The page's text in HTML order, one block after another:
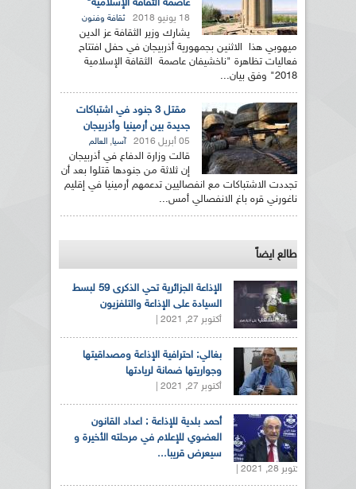
عاصمة الثقافة الإسلامية"
18 يونيو 2018 ثقافة وفنون
يشارك وزير الثقافة عز الدين
ميهوبي هذا الاثنين بجمهورية أذربيجان في حفل افتتاح
فعاليات تظاهرة "ناخشيفان عاصمة الثقافة الإسلامية
2018" وفق بيان...
مقتل 3 جنود في اشتباكات
جديدة بين أرمينيا وأذربيجان
05 أبريل 2016 آسيا, العالم
قالت وزارة الدفاع في أذربيجان
إن ثلاثة من جنودها قتلوا بعد أن
تجددت الاشتباكات مع انفصاليين تدعمهم أرمينيا في إقليم
ناغورني قره باغ الانفصالي أمس...
طالع ايضاً
الإذاعة الجزائرية تحي الذكرى 59 لبسط
السيادة على الإذاعة والتلفزيون
أكتوبر 27, 2021 |
بغالي: احترافية الإذاعة ومصداقيتها
وجواريتها ضمانة لريادتها
أكتوبر 27, 2021 |
أحمد بلدية للإذاعة : اعداد القانون
العضوي للإعلام في مرحلته الأخيرة و
سيعرض قريبا...
أكتوبر 28, 2021 |